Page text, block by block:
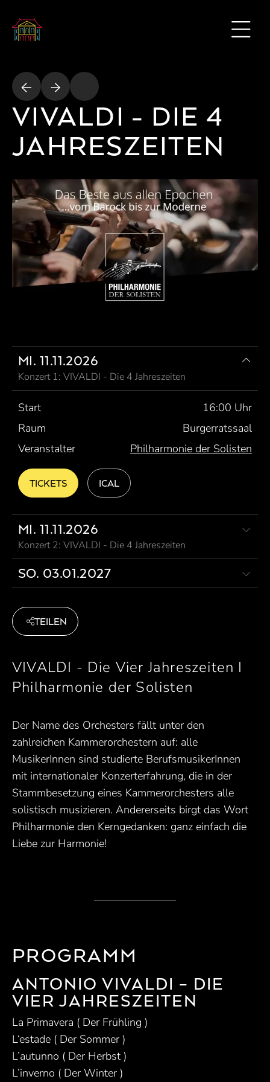
VIVALDI - DIE 4
JAHRESZEITEN
MI. 11.11.2026
Konzert 1: VIVALDI - Die 4 Jahreszeiten
Start
16:00 Uhr
Raum
Burgerratssaal
Veranstalter
Philharmonie der Solisten
TICKETS ICAL
MI. 11.11.2026
Konzert 2: VIVALDI - Die 4 Jahreszeiten
SO. 03.01.2027
TEILEN
VIVALDI - Die Vier Jahreszeiten I
Philharmonie der Solisten
Der Name des Orchesters fällt unter den
zahlreichen Kammerorchestern auf: alle
MusikerInnen sind studierte BerufsmusikerInnen
mit internationaler Konzerterfahrung, die in der
Stammbesetzung eines Kammerorchesters alle
solistisch musizieren. Andererseits birgt das Wort
Philharmonie den Kerngedanken: ganz einfach die
Liebe zur Harmonie!
PROGRAMM
ANTONIO VIVALDI – DIE
VIER JAHRESZEITEN
La Primavera ( Der Frühling )
L‘estade ( Der Sommer )
L’autunno ( Der Herbst )
L’inverno ( Der Winter )